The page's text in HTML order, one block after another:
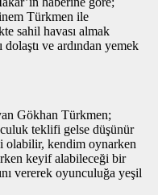
Türkmen ile
sahil havası almak
ve ardından yemek
Gökhan Türkmen;
teklifi gelse düşünür
olabilir, kendim oynarken
keyif alabileceği bir
vererek oyunculuğa yeşil